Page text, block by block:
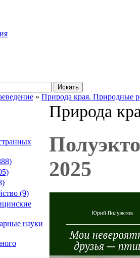
Искать
» Природа края. Природные
(9)
науки
Природа
2025